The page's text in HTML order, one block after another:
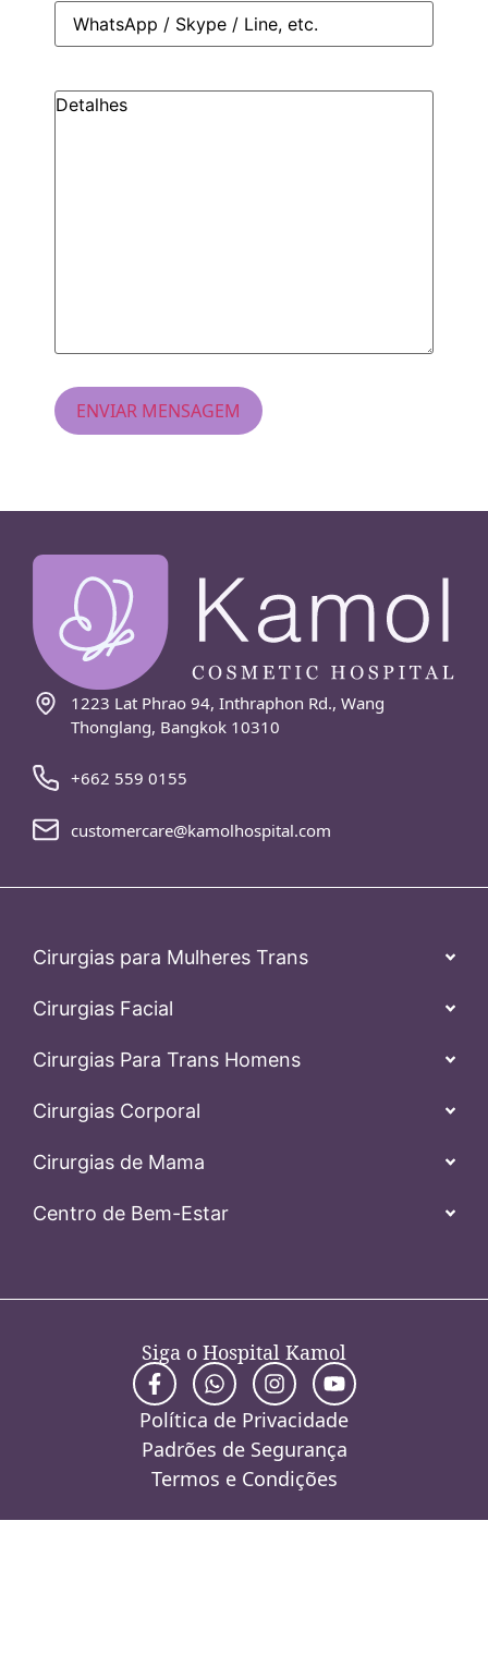
1223 Lat Phrao 94, Inthraphon Rd., Wang
Thonglang, Bangkok 10310
+662 559 0155
customercare@kamolhospital.com
Cirurgias para Mulheres Trans
Cirurgias Facial
Cirurgias Para Trans Homens
Cirurgias Corporal
Cirurgias de Mama
Centro de Bem-Estar
Siga o Hospital Kamol
Política de Privacidade
Padrões de Segurança
Termos e Condições